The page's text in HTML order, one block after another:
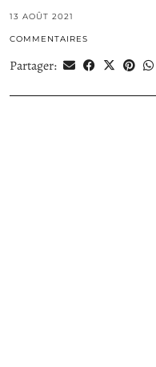
13 AOÛT 2021
COMMENTAIRES
Partager: